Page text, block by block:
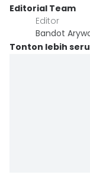
Editorial Team
Editor
Bandot
Tonton lebih